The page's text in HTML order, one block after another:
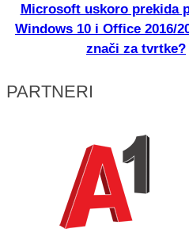
Microsoft uskoro prekida
Windows 10 i Office 2016/
znači za tvrtke?
PARTNERI